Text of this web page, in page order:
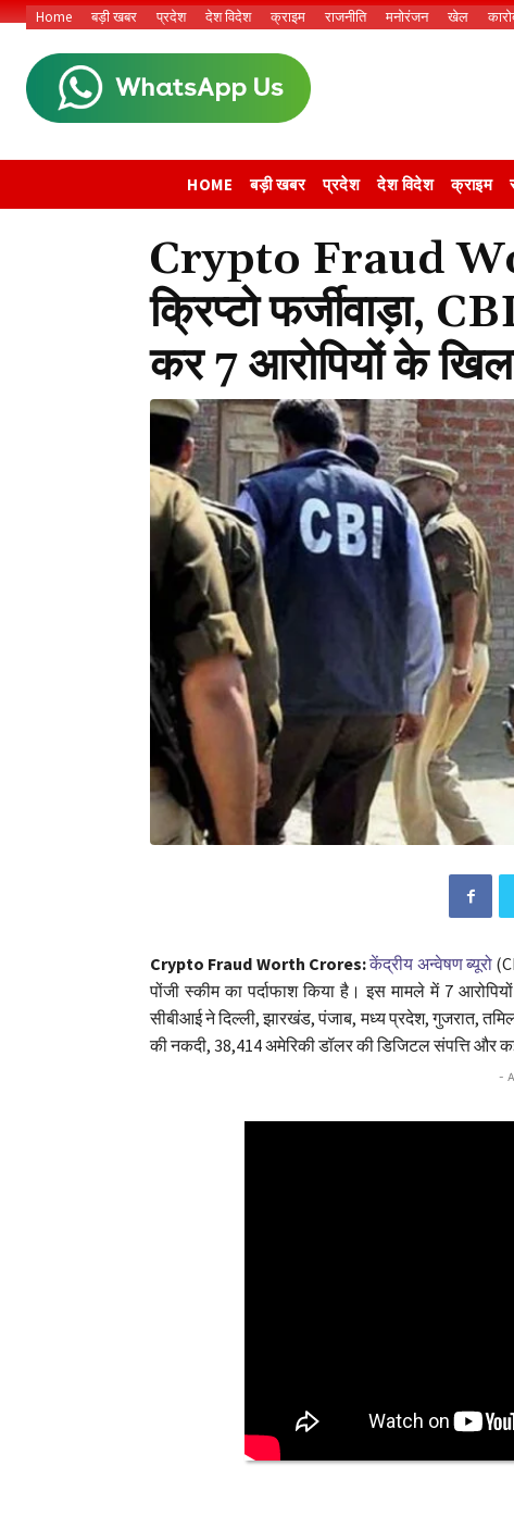
Home बड़ी खबर प्रदेश देश विदेश क्राइम राजनीति मनोरंजन खेल
HOME बड़ी खबर प्रदेश देश विदेश क्राइम
Crypto Fraud
क्रिप्टो फर्जीवाड़ा,
कर 7 आरोपियों के
Crypto Fraud Worth Crores:केंद्रीय अन्वेषण ब्यूरो
पोंजी स्कीम का पर्दाफाश किया है। इस मामले में 7
सीबीआई ने दिल्ली, झारखंड, पंजाब, मध्य प्रदेश, गुजरात,
की नकदी, 38,414 अमेरिकी डॉलर की डिजिटल संपत्ति और
-